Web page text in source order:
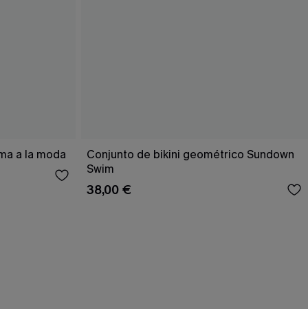
a la moda
Conjunto de bikini geométrico Sundown
Swim
38,00 €